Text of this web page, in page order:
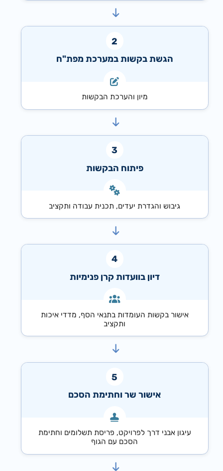
הגשת בקשות במערכת מפת"ח
מיון והערכת הבקשות
פיתוח הבקשות
גיבוש והגדרת יעדים, תכנית עבודה ותקציב
דיון בוועדות קרן פנימיות
אישור בקשות העומדות בתנאי הסף, מדדי איכות
ותקציב
אישור שר וחתימת הסכם
עיגון אבני דרך לפרויקט, פריסת תשלומים וחתימת
הסכם עם הגוף